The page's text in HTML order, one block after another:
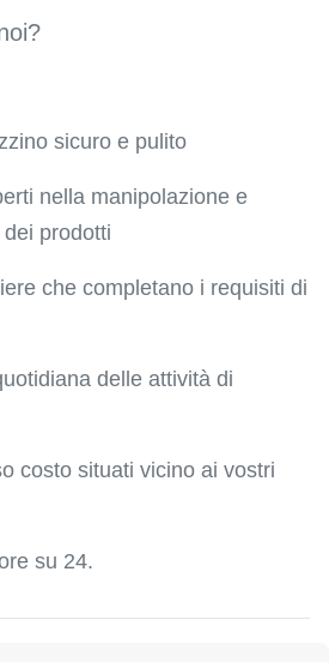
sicuro e pulito
nella manipolazione e
prodotti
che completano i requisiti di
delle attività di
costo situati vicino ai vostri
su 24.